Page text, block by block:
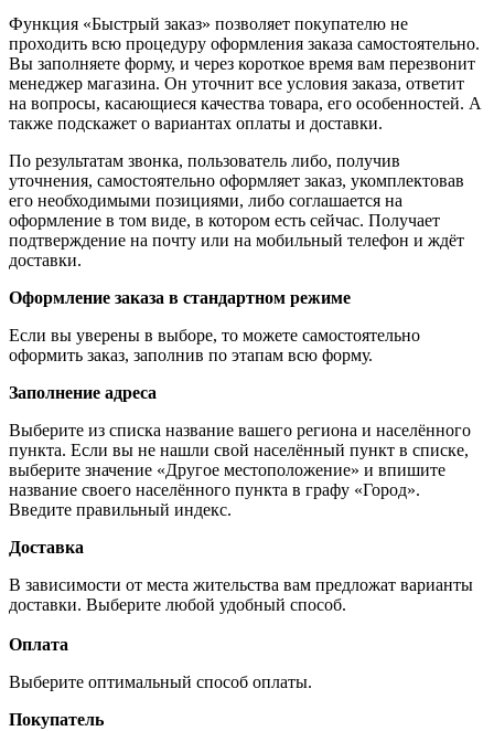
Функция «Быстрый заказ» позволяет покупателю не
проходить всю процедуру оформления заказа самостоятельно.
Вы заполняете форму, и через короткое время вам перезвонит
менеджер магазина. Он уточнит все условия заказа, ответит
на вопросы, касающиеся качества товара, его особенностей. А
также подскажет о вариантах оплаты и доставки.
По результатам звонка, пользователь либо, получив
уточнения, самостоятельно оформляет заказ, укомплектовав
его необходимыми позициями, либо соглашается на
оформление в том виде, в котором есть сейчас. Получает
подтверждение на почту или на мобильный телефон и ждёт
доставки.
Оформление заказа в стандартном режиме
Если вы уверены в выборе, то можете самостоятельно
оформить заказ, заполнив по этапам всю форму.
Заполнение адреса
Выберите из списка название вашего региона и населённого
пункта. Если вы не нашли свой населённый пункт в списке,
выберите значение «Другое местоположение» и впишите
название своего населённого пункта в графу «Город».
Введите правильный индекс.
Доставка
В зависимости от места жительства вам предложат варианты
доставки. Выберите любой удобный способ.
Оплата
Выберите оптимальный способ оплаты.
Покупатель